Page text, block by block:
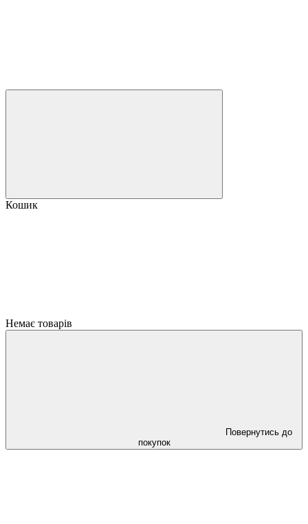
Кошик
Немає товарів
Повернутись до
покупок